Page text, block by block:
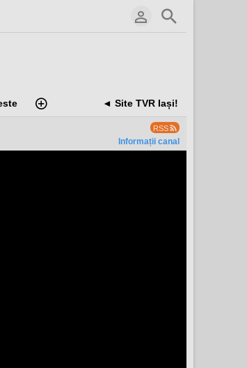
◄ Site TVR Iași!
RSS
Informații canal